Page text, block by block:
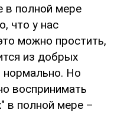
в полной мере
что у нас
можно простить,
из добрых
нормально. Но
воспринимать
в полной мере –